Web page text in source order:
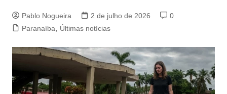
Pablo Nogueira 2 de julho de 2026
0
Paranaíba
Últimas notícias